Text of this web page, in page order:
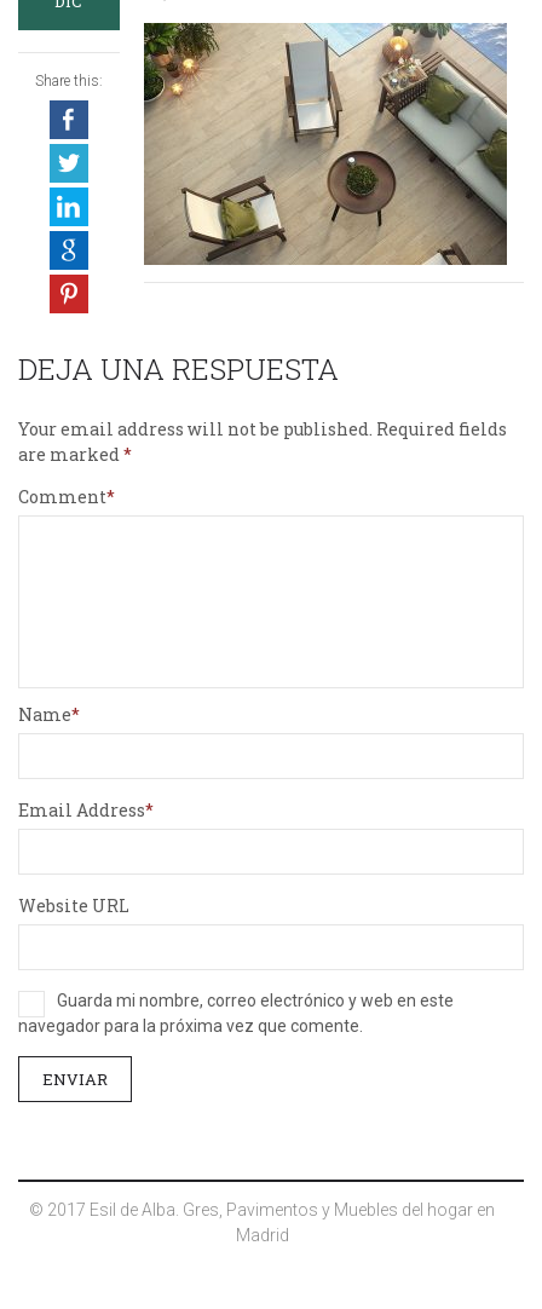
Share this:
DEJA UNA RESPUESTA
Your email address will not be published. Required fields
are marked
Comment
Name
Email Address
Website URL
Guarda mi nombre, correo electrónico y web en este
navegador para la próxima vez que comente.
© 2017 Esil de Alba. Gres, Pavimentos y Muebles del hogar en
Madrid